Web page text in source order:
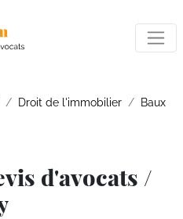
Droit de l'immobilier
Baux
d'avocats /